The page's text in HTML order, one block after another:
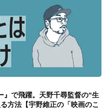
』で飛躍。天野千尋監督の“生
方法【宇野維正の「映画のこ